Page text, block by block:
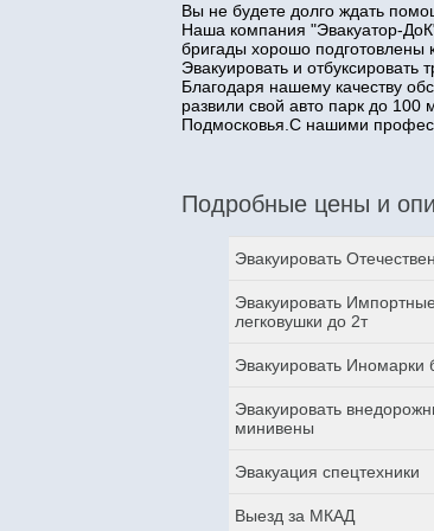
Вы не будете долго ждать
Наша компания "Эвакуатор-
бригады хорошо
Эвакуировать и отбуксировать
Благодаря нашему качеству
развили свой авто парк до
Подмосковья.С нашими
Подробные цены и
Эвакуировать
Эвакуировать Импортные
легковушки до 2т
Эвакуировать Иномарки
Эвакуировать
минивены
Эвакуация спецтехники
Выезд за МКАД